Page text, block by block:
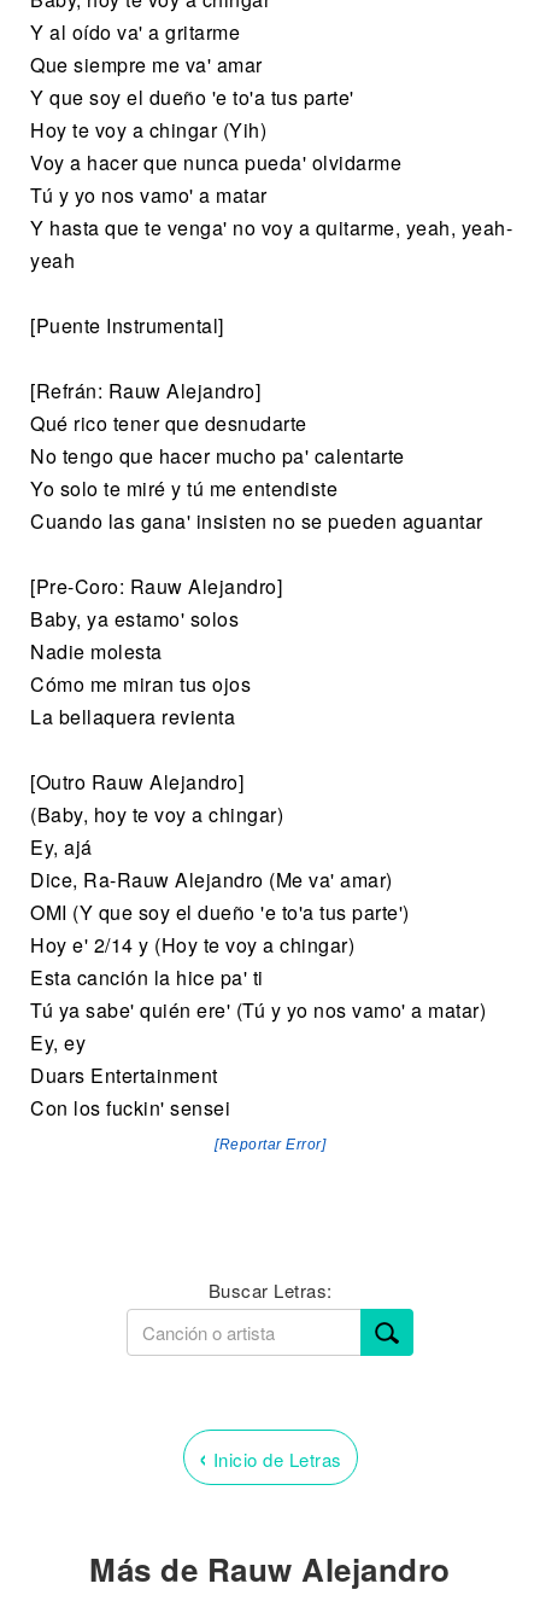
Y al oído va' a gritarme
Que siempre me va' amar
Y que soy el dueño 'e to'a tus parte'
Hoy te voy a chingar (Yih)
Voy a hacer que nunca pueda' olvidarme
Tú y yo nos vamo' a matar
Y hasta que te venga' no voy a quitarme, yeah, yeah-
yeah
[Puente Instrumental]
[Refrán: Rauw Alejandro]
Qué rico tener que desnudarte
No tengo que hacer mucho pa' calentarte
Yo solo te miré y tú me entendiste
Cuando las gana' insisten no se pueden aguantar
[Pre-Coro: Rauw Alejandro]
Baby, ya estamo' solos
Nadie molesta
Cómo me miran tus ojos
La bellaquera revienta
[Outro Rauw Alejandro]
(Baby, hoy te voy a chingar)
Ey, ajá
Dice, Ra-Rauw Alejandro (Me va' amar)
OMI (Y que soy el dueño 'e to'a tus parte')
Hoy e' 2/14 y (Hoy te voy a chingar)
Esta canción la hice pa' ti
Tú ya sabe' quién ere' (Tú y yo nos vamo' a matar)
Ey, ey
Duars Entertainment
Con los fuckin' sensei
[Reportar Error]
Buscar Letras:
‹ Inicio de Letras
Más de Rauw Alejandro